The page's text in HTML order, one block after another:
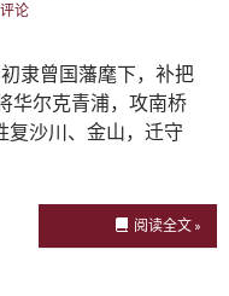
论
隶曾国藩麾下，补把
华尔克青浦，攻南桥
复沙川、金山，迁守
阅读全文 »